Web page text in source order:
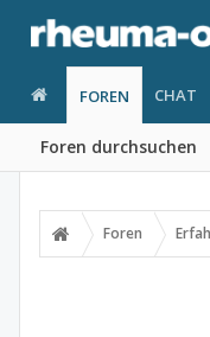
FOREN
Foren durchsuchen
CHAT
Foren